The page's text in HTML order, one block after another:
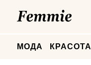
МОДА КРАСОТА